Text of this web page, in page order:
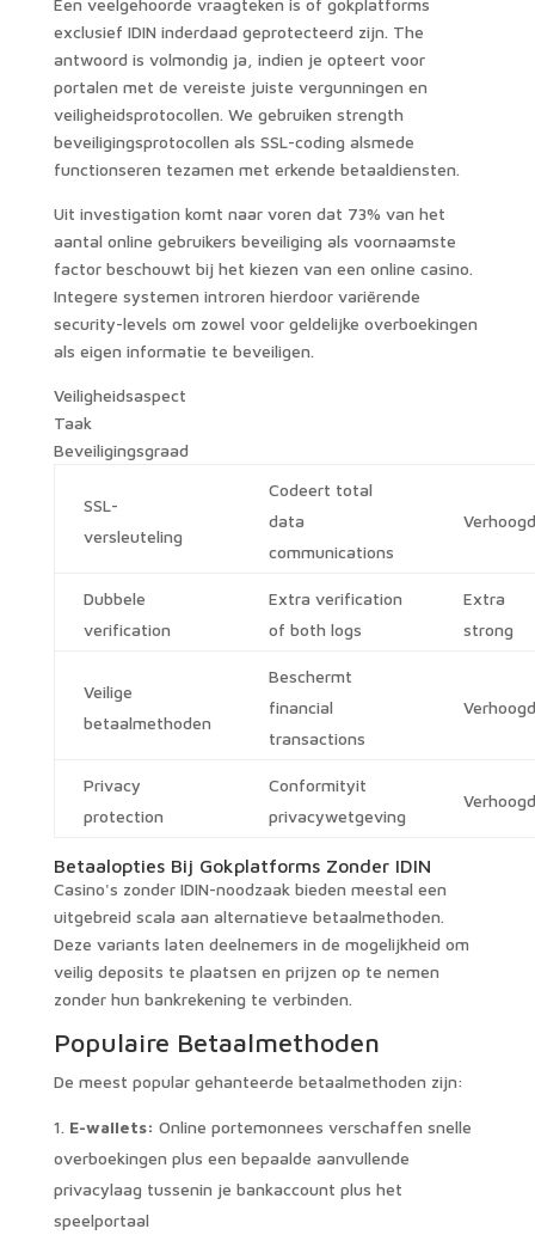
exclusief IDIN inderdaad geprotecteerd zijn. The
antwoord is volmondig ja, indien je opteert voor
portalen met de vereiste juiste vergunningen en
veiligheidsprotocollen. We gebruiken strength
beveiligingsprotocollen als SSL-coding alsmede
functionseren tezamen met erkende betaaldiensten.
Uit investigation komt naar voren dat 73% van het
aantal online gebruikers beveiliging als voornaamste
factor beschouwt bij het kiezen van een online casino.
Integere systemen introren hierdoor variërende
security-levels om zowel voor geldelijke overboekingen
als eigen informatie te beveiligen.
Veiligheidsaspect
Taak
Beveiligingsgraad
SSL-
versleuteling
Codeert total
data
communications
Verhoogd
Dubbele
verification
Extra verification
of both logs
Extra
strong
Veilige
betaalmethoden
Beschermt
financial
transactions
Verhoogd
Privacy
protection
Conformityit
privacywetgeving
Verhoogd
Betaalopties Bij Gokplatforms Zonder IDIN
Casino's zonder IDIN-noodzaak bieden meestal een
uitgebreid scala aan alternatieve betaalmethoden.
Deze variants laten deelnemers in de mogelijkheid om
veilig deposits te plaatsen en prijzen op te nemen
zonder hun bankrekening te verbinden.
Populaire Betaalmethoden
De meest popular gehanteerde betaalmethoden zijn:
E-wallets: Online portemonnees verschaffen snelle
overboekingen plus een bepaalde aanvullende
privacylaag tussenin je bankaccount plus het
speelportaal